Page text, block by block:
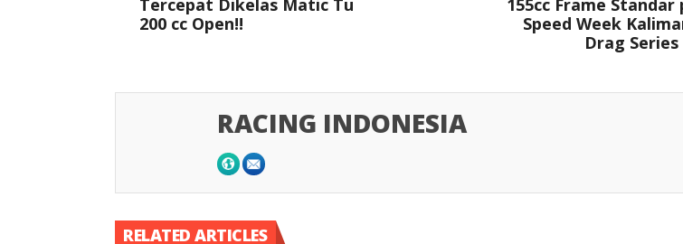
200 cc Open!!
Speed Week
Drag Series
RACING INDONESIA
RELATED ARTICLES